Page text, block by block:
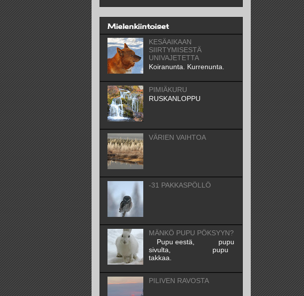
Mielenkiintoiset
KESÄAIKAAN
SIIRTYMISESTÄ
UNIVAJETETTA
Koiranunta. Kurrenunta.
PIMIÄKURU
RUSKANLOPPU
VÄRIEN VAIHTOA
-31 PAKKASPÖLLÖ
MÄNKÖ PUPU PÖKSYYN?
Pupu eestä, pupu
sivulta, pupu
takkaa.
PILIVEN RAVOSTA